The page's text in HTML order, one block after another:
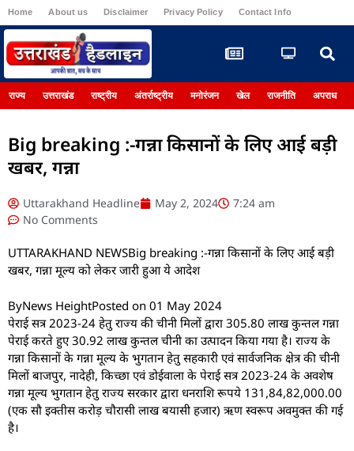
Home About us Disclaimer Privacy Policy Contact Info
राज्य उत्तराखंड राष्ट्रीय अंतर्राष्ट्रीय मनोरंजन खेल राजनीति अपराध
Big breaking :-गन्ना किसानों के लिए आई बड़ी
खबर, गन्ना
Uttarakhand Headline May 2, 2024
7:24 am
No Comments
UTTARAKHAND NEWSBig breaking :-गन्ना किसानों के लिए आई बड़ी
खबर, गन्ना मूल्य को लेकर जारी हुआ ये आदेश
ByNews HeightPosted on 01 May 2024
पेराई सत्र 2023-24 हेतु राज्य की चीनी मिलों द्वारा 305.80 लाख कुन्तल गन्ना
पेराई करते हुए 30.92 लाख कुन्तल चीनी का उत्पादन किया गया है। राज्य के
गन्ना किसानों के गन्ना मूल्य के भुगतान हेतु सहकारी एवं सार्वजनिक क्षेत्र की चीनी
मिलों बाजपुर, नादेही, किच्छा एवं डोईवाला के पेराई सत्र 2023-24 के अवशेष
गन्ना मूल्य भुगतान हेतु राज्य सरकार द्वारा धनराशि रूपये 131,84,82,000.00
(एक सौ इक्तीस करोड़ चौरासी लाख बयासी हजार) ऋण स्वरूप अवमुक्त की गई
है।